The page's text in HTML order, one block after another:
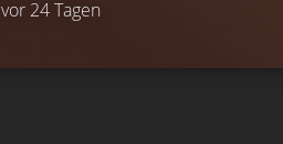
vor 24 Tagen